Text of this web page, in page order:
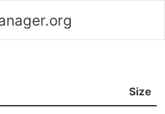
Size